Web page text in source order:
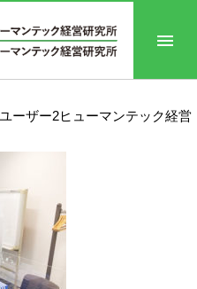
ユーザー2ヒューマンテック経営